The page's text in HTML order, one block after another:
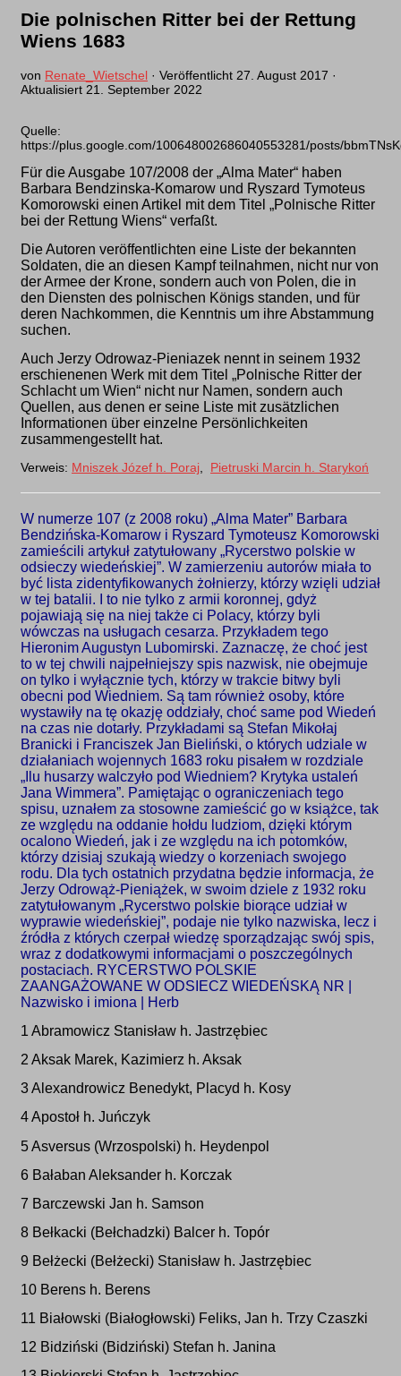
Die polnischen Ritter bei der Rettung
Wiens 1683
von Renate_Wietschel · Veröffentlicht 27. August 2017 ·
Aktualisiert 21. September 2022
Quelle:
https://plus.google.com/100648002686040553281/posts/
Für die Ausgabe 107/2008 der „Alma Mater“ haben
Barbara Bendzinska-Komarow und Ryszard Tymoteus
Komorowski einen Artikel mit dem Titel „Polnische Ritter
bei der Rettung Wiens“ verfaßt.
Die Autoren veröffentlichten eine Liste der bekannten
Soldaten, die an diesen Kampf teilnahmen, nicht nur von
der Armee der Krone, sondern auch von Polen, die in
den Diensten des polnischen Königs standen, und für
deren Nachkommen, die Kenntnis um ihre Abstammung
suchen.
Auch Jerzy Odrowaz-Pieniazek nennt in seinem 1932
erschienenen Werk mit dem Titel „Polnische Ritter der
Schlacht um Wien“ nicht nur Namen, sondern auch
Quellen, aus denen er seine Liste mit zusätzlichen
Informationen über einzelne Persönlichkeiten
zusammengestellt hat.
Verweis: Mniszek Józef h. Poraj Pietruski Marcin h. Starykoń
W numerze 107 (z 2008 roku) „Alma Mater” Barbara
Bendzińska-Komarow i Ryszard Tymoteusz Komorowski
zamieścili artykuł zatytułowany „Rycerstwo polskie w
odsieczy wiedeńskiej”. W zamierzeniu autorów miała to
być lista zidentyfikowanych żołnierzy, którzy wzięli udział
w tej batalii. I to nie tylko z armii koronnej, gdyż
pojawiają się na niej także ci Polacy, którzy byli
wówczas na usługach cesarza. Przykładem tego
Hieronim Augustyn Lubomirski. Zaznaczę, że choć jest
to w tej chwili najpełniejszy spis nazwisk, nie obejmuje
on tylko i wyłącznie tych, którzy w trakcie bitwy byli
obecni pod Wiedniem. Są tam również osoby, które
wystawiły na tę okazję oddziały, choć same pod Wiedeń
na czas nie dotarły. Przykładami są Stefan Mikołaj
Branicki i Franciszek Jan Bieliński, o których udziale w
działaniach wojennych 1683 roku pisałem w rozdziale
„Ilu husarzy walczyło pod Wiedniem? Krytyka ustaleń
Jana Wimmera”. Pamiętając o ograniczeniach tego
spisu, uznałem za stosowne zamieścić go w książce, tak
ze względu na oddanie hołdu ludziom, dzięki którym
ocalono Wiedeń, jak i ze względu na ich potomków,
którzy dzisiaj szukają wiedzy o korzeniach swojego
rodu. Dla tych ostatnich przydatna będzie informacja, że
Jerzy Odrowąż-Pieniążek, w swoim dziele z 1932 roku
zatytułowanym „Rycerstwo polskie biorące udział w
wyprawie wiedeńskiej”, podaje nie tylko nazwiska, lecz i
źródła z których czerpał wiedzę sporządzając swój spis,
wraz z dodatkowymi informacjami o poszczególnych
postaciach. RYCERSTWO POLSKIE
ZAANGAŻOWANE W ODSIECZ WIEDEŃSKĄ NR |
Nazwisko i imiona | Herb
1 Abramowicz Stanisław h. Jastrzębiec
2 Aksak Marek, Kazimierz h. Aksak
3 Alexandrowicz Benedykt, Placyd h. Kosy
4 Apostoł h. Juńczyk
5 Asversus (Wrzospolski) h. Heydenpol
6 Bałaban Aleksander h. Korczak
7 Barczewski Jan h. Samson
8 Bełkacki (Bełchadzki) Balcer h. Topór
9 Bełżecki (Bełżecki) Stanisław h. Jastrzębiec
10 Berens h. Berens
11 Białowski (Białogłowski) Feliks, Jan h. Trzy Czaszki
12 Bidziński (Bidziński) Stefan h. Janina